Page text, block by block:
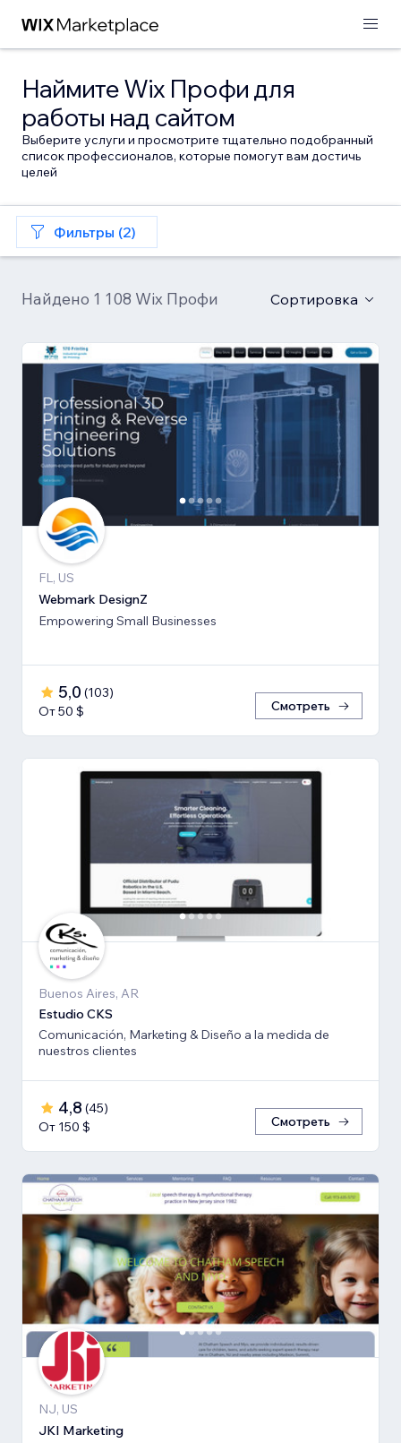
Наймите Wix Профи для
работы над сайтом
Выберите услуги и просмотрите тщательно подобранный
список профессионалов, которые помогут вам достичь
целей
Фильтры (2)
Найдено 1 108 Wix Профи Сортировка
FL, US
Webmark DesignZ
Empowering Small Businesses
5,0 (103)
От 50 $
Смотреть
Buenos Aires, AR
Estudio CKS
Comunicación, Marketing & Diseño a la medida de
nuestros clientes
4,8 (45)
От 150 $
Смотреть
NJ, US
JKI Marketing